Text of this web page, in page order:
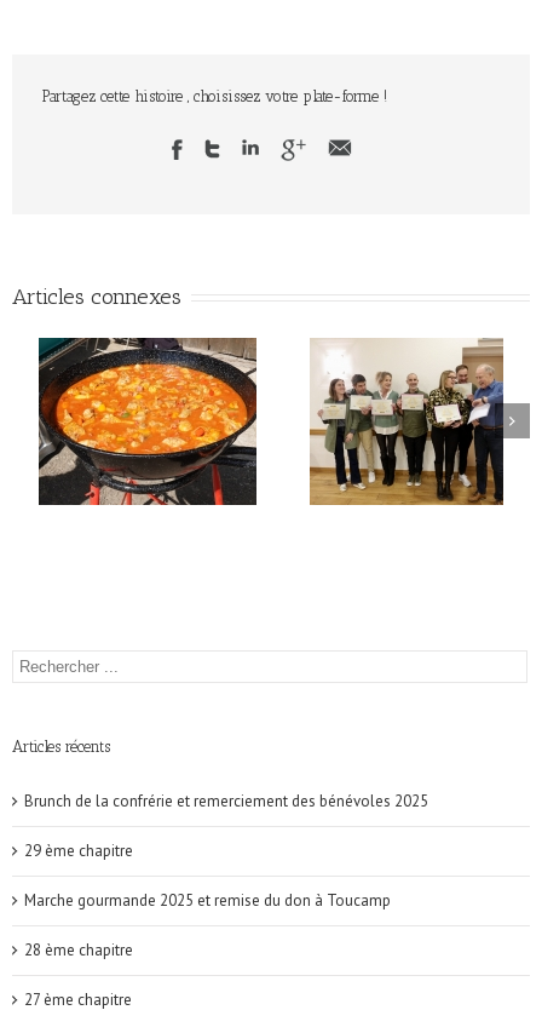
Partagez cette histoire , choisissez votre plate-forme !
Articles connexes
Articles récents
Brunch de la confrérie et remerciement des bénévoles 2025
29 ème chapitre
Marche gourmande 2025 et remise du don à Toucamp
28 ème chapitre
27 ème chapitre